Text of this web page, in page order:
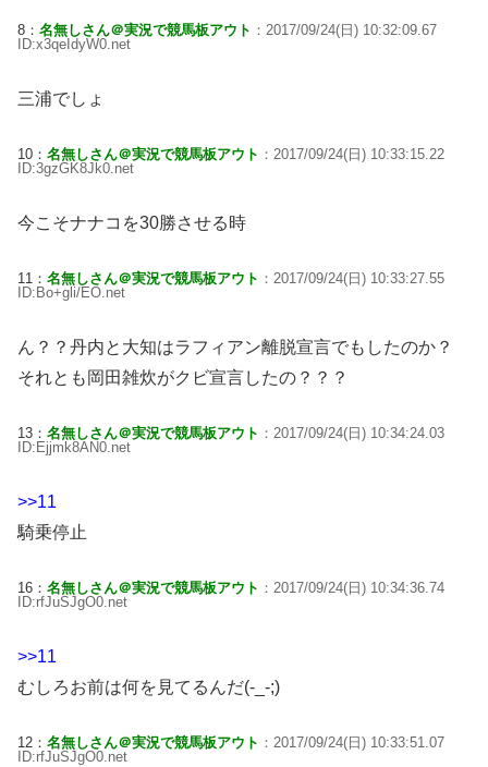
8： 名無しさん＠実況で競馬板アウト ：2017/09/24(日) 10:32:09.67
ID:x3qeIdyW0.net
三浦でしょ
10： 名無しさん＠実況で競馬板アウト ：2017/09/24(日) 10:33:15.22
ID:3gzGK8Jk0.net
今こそナナコを30勝させる時
11： 名無しさん＠実況で競馬板アウト ：2017/09/24(日) 10:33:27.55
ID:Bo+gli/EO.net
ん？？丹内と大知はラフィアン離脱宣言でもしたのか？
それとも岡田雑炊がクビ宣言したの？？？
13： 名無しさん＠実況で競馬板アウト ：2017/09/24(日) 10:34:24.03
ID:Ejjmk8AN0.net
>>11
騎乗停止
16： 名無しさん＠実況で競馬板アウト ：2017/09/24(日) 10:34:36.74
ID:rfJuSJgO0.net
>>11
むしろお前は何を見てるんだ(-_-;)
12： 名無しさん＠実況で競馬板アウト ：2017/09/24(日) 10:33:51.07
ID:rfJuSJgO0.net